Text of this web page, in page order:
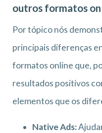
outros formatos
Por tópico nós
principais diferenças
formatos online que,
resultados positivos
elementos que os
Native Ads: